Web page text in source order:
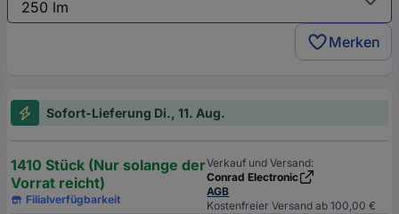
Merken
Sofort-Lieferung Di., 11. Aug.
1410 Stück (Nur solange der
Vorrat reicht)
Filialverfügbarkeit
Verkauf und Versand:
Conrad Electronic
AGB
Kostenfreier Versand ab 100,00 €